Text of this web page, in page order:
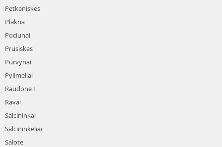
Petkeniskes
Plakna
Pociunai
Prusiskes
Purvynai
Pylimeliai
Raudone I
Ravai
Salcininkai
Salcininkeliai
Salote